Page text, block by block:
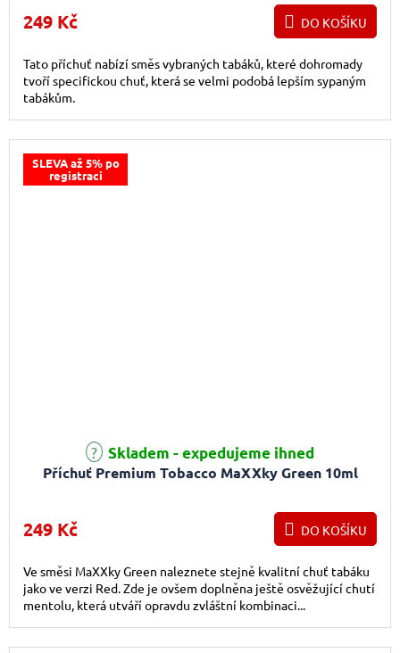
249 Kč DO KOŠÍKU
Tato příchuť nabízí směs vybraných tabáků, které dohromady
tvoří specifickou chuť, která se velmi podobá lepším sypaným
tabákům.
SLEVA až 5% po
registraci
Příchuť Premium Tobacco MaXXky Green 10ml
Skladem - expedujeme ihned
249 Kč DO KOŠÍKU
Ve směsi MaXXky Green naleznete stejně kvalitní chuť tabáku
jako ve verzi Red. Zde je ovšem doplněna ještě osvěžující chutí
mentolu, která utváří opravdu zvláštní kombinaci...